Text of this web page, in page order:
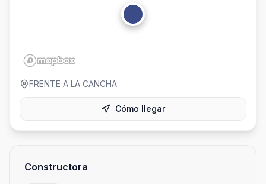
FRENTE A LA CANCHA
Cómo llegar
Constructora